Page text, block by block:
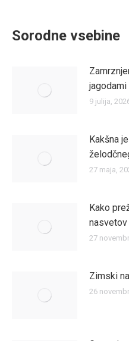
Sorodne vsebine
9 julija,
Kakšna
27 maja,
Kako
nasvetov
27
Zimski
26